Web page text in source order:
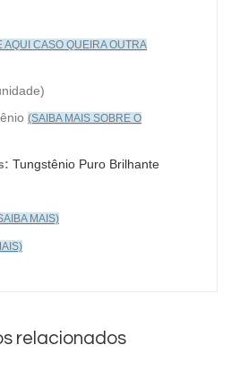
AQUI CASO QUEIRA OUTRA
(SAIBA MAIS SOBRE O
Tungstênio Puro Brilhante
MAIS)
relacionados